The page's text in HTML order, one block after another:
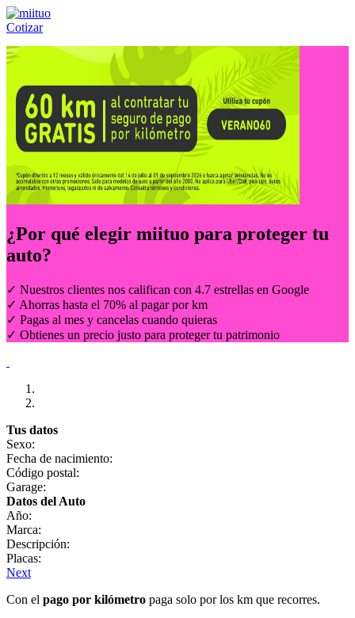
Cotizar
Llámanos al:(55) 84-21-05-00 ó
¿Por qué elegir miituo para proteger tu
auto?
✓ Nuestros clientes nos califican con 4.7 estrellas en Google
✓ Ahorras hasta el 70% al pagar por km
✓ Pagas al mes y cancelas cuando quieras
✓ Obtienes un precio justo para proteger tu patrimonio
Tus datos
Sexo:
Fecha de nacimiento:
Código postal:
Garage:
Datos del Auto
Año:
Marca:
Descripción:
Placas:
Next
Con el pago por kilómetro paga solo por los km que recorres.